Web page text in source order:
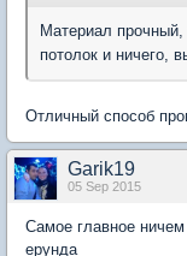
Материал
потолок и ничего,
Отличный способ
Garik19
05 Sep 2015
Самое главное
ерунда